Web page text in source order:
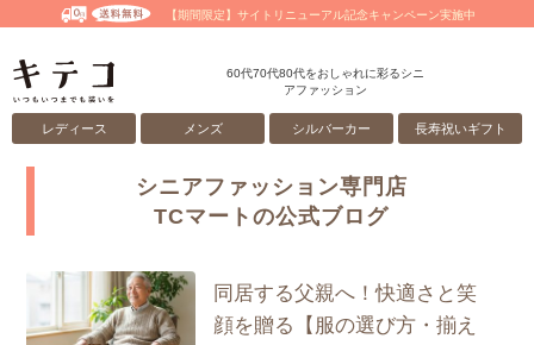
【期間限定】サイトリニューアル記念キャンペーン実施中
60代70代80代をおしゃれに彩るシニ
アファッション
レディース メンズ シルバーカー 長寿祝いギフト
シニアファッション専門店
TCマートの公式ブログ
同居する父親へ！快適さと笑
顔を贈る【服の選び方・揃え